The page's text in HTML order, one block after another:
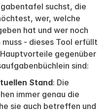
suchst, die
wer, welche
hat und wer noch
- dieses Tool erfüllt
gegenüber
sind:
Stand: Die
immer genau die
sie auch betreffen und